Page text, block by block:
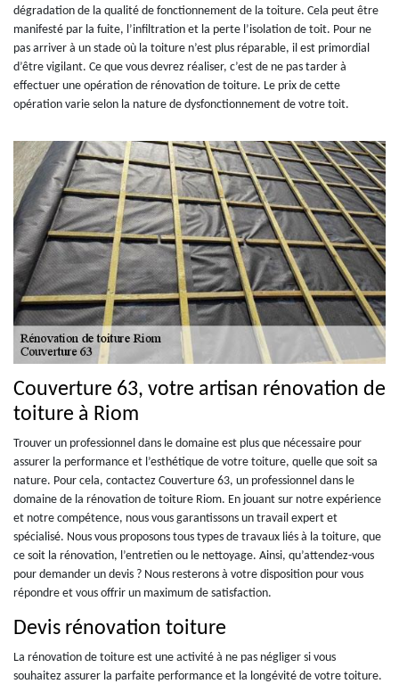
dégradation de la qualité de fonctionnement de la toiture. Cela peut être
manifesté par la fuite, l’infiltration et la perte l’isolation de toit. Pour ne
pas arriver à un stade où la toiture n’est plus réparable, il est primordial
d’être vigilant. Ce que vous devrez réaliser, c’est de ne pas tarder à
effectuer une opération de rénovation de toiture. Le prix de cette
opération varie selon la nature de dysfonctionnement de votre toit.
Couverture 63, votre artisan rénovation de
toiture à Riom
Trouver un professionnel dans le domaine est plus que nécessaire pour
assurer la performance et l’esthétique de votre toiture, quelle que soit sa
nature. Pour cela, contactez Couverture 63, un professionnel dans le
domaine de la rénovation de toiture Riom. En jouant sur notre expérience
et notre compétence, nous vous garantissons un travail expert et
spécialisé. Nous vous proposons tous types de travaux liés à la toiture, que
ce soit la rénovation, l’entretien ou le nettoyage. Ainsi, qu’attendez-vous
pour demander un devis ? Nous resterons à votre disposition pour vous
répondre et vous offrir un maximum de satisfaction.
Devis rénovation toiture
La rénovation de toiture est une activité à ne pas négliger si vous
souhaitez assurer la parfaite performance et la longévité de votre toiture.